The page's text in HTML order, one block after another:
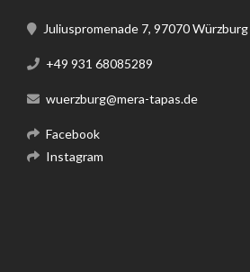
Juliuspromenade 7, 97070 Würzburg
+49 931 68085289
wuerzburg@mera-tapas.de
Facebook
Instagram